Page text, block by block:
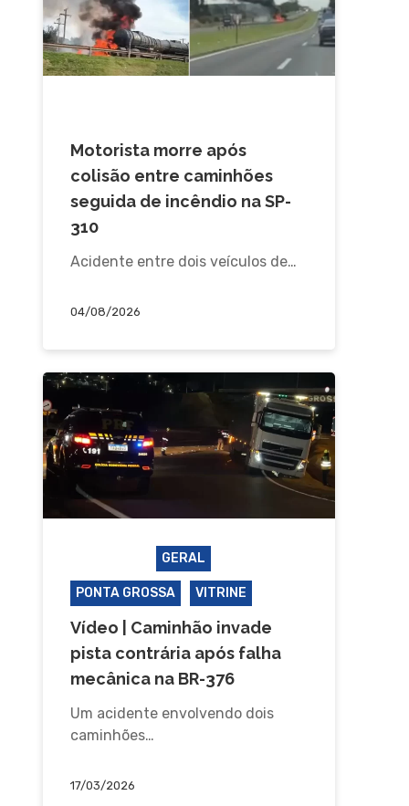
Motorista morre após
colisão entre caminhões
seguida de incêndio na SP-
310
Acidente entre dois veículos de…
04/08/2026
GERAL
PONTA GROSSA VITRINE
Vídeo | Caminhão invade
pista contrária após falha
mecânica na BR-376
Um acidente envolvendo dois
caminhões…
17/03/2026